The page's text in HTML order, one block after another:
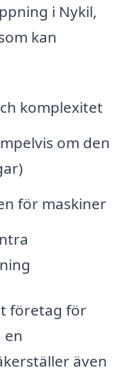
i Nykil,
kan
komplexitet
om den
för maskiner
företag för
en
även